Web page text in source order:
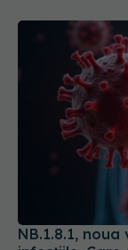
NB.1.8.1,